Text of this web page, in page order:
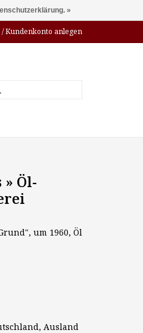
/ Kundenkonto anlegen
Öl-
um 1960, Öl
Ausland
»